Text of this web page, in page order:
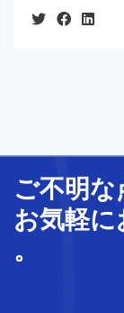
ご不明な
お気軽に
。